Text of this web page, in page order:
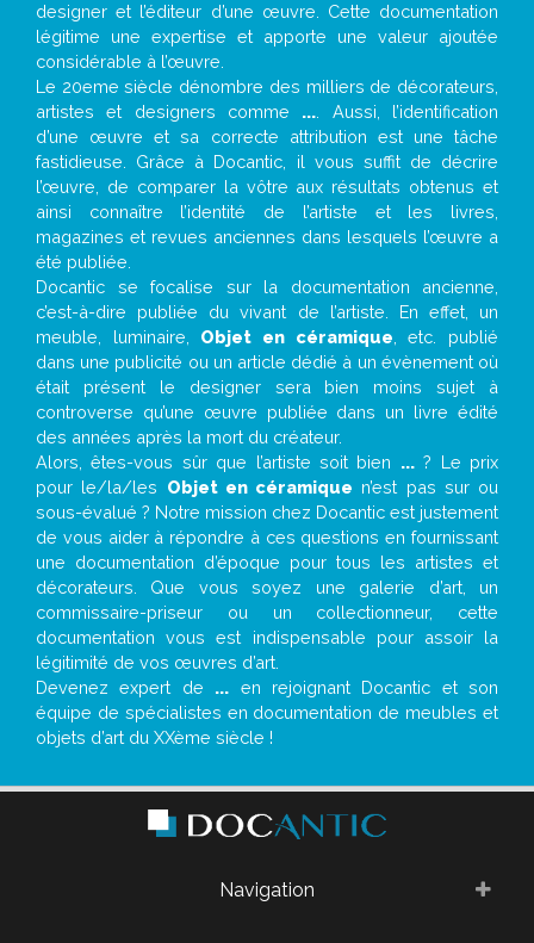
designer et l’éditeur d’une œuvre. Cette documentation
légitime une expertise et apporte une valeur ajoutée
considérable à l’œuvre.
Le 20eme siècle dénombre des milliers de décorateurs,
artistes et designers comme ... . Aussi, l’identification
d’une œuvre et sa correcte attribution est une tâche
fastidieuse. Grâce à Docantic, il vous suffit de décrire
l’œuvre, de comparer la vôtre aux résultats obtenus et
ainsi connaître l’identité de l’artiste et les livres,
magazines et revues anciennes dans lesquels l’œuvre a
été publiée.
Docantic se focalise sur la documentation ancienne,
c’est-à-dire publiée du vivant de l’artiste. En effet, un
meuble, luminaire, Objet en céramique , etc. publié
dans une publicité ou un article dédié à un évènement où
était présent le designer sera bien moins sujet à
controverse qu’une œuvre publiée dans un livre édité
des années après la mort du créateur.
Alors, êtes-vous sûr que l’artiste soit bien ...? Le prix
pour le/la/les Objet en céramique n’est pas sur ou
sous-évalué ? Notre mission chez Docantic est justement
de vous aider à répondre à ces questions en fournissant
une documentation d’époque pour tous les artistes et
décorateurs. Que vous soyez une galerie d’art, un
commissaire-priseur ou un collectionneur, cette
documentation vous est indispensable pour assoir la
légitimité de vos œuvres d’art.
Devenez expert de ... en rejoignant Docantic et son
équipe de spécialistes en documentation de meubles et
objets d’art du XXème siècle !
Navigation